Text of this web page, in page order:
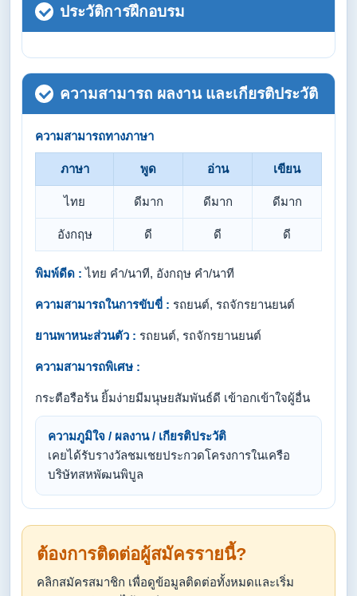
ประวัติการฝึกอบรม
ความสามารถ ผลงาน และเกียรติประวัติ
ความสามารถทางภาษา
ภาษา พูด อ่าน เขียน
ไทย ดีมาก ดีมาก ดีมาก
อังกฤษ ดี ดี ดี
พิมพ์ดีด : ไทย คำ/นาที, อังกฤษ คำ/นาที
ความสามารถในการขับขี่ : รถยนต์, รถจักรยานยนต์
ยานพาหนะส่วนตัว : รถยนต์, รถจักรยานยนต์
ความสามารถพิเศษ :
กระตือรือร้น ยิ้มง่าย​มีมนุษยสัมพันธ์ดี​ เข้าอกเข้าใจผู้อื่น
ความภูมิใจ / ผลงาน / เกียรติประวัติ
เคยได้รับรางวัลชมเชยประกวดโครงการในเครือ
บริษัทสหพัฒนพิบูล
ต้องการติดต่อผู้สมัครรายนี้?
คลิกสมัครสมาชิก เพื่อดูข้อมูลติดต่อทั้งหมดและเริ่ม